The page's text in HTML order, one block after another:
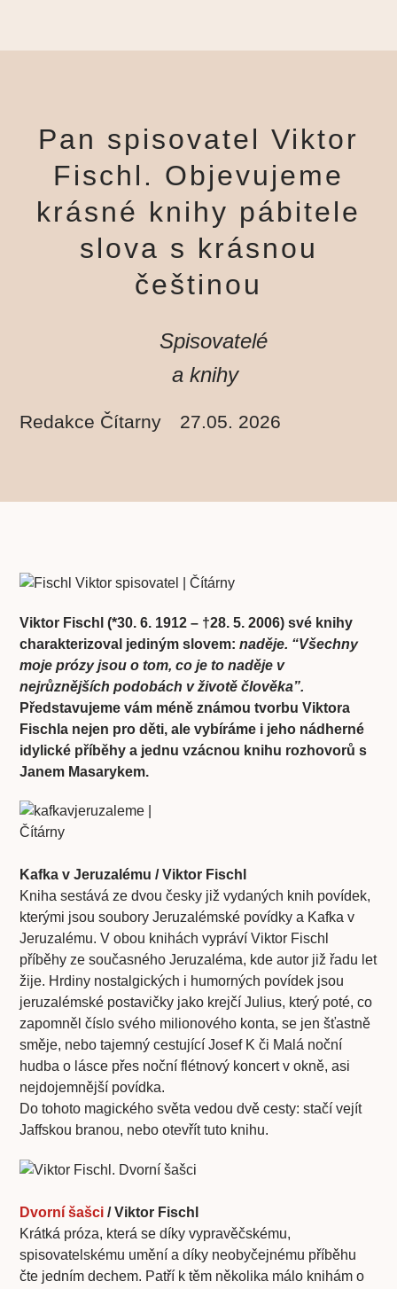
Pan spisovatel Viktor
Fischl. Objevujeme
krásné knihy pábitele
slova s krásnou
češtinou
Spisovatelé
a knihy
Redakce Čítarny 27.05. 2026
Viktor Fischl (*30. 6. 1912 – †28. 5. 2006) své knihy
charakterizoval jediným slovem:naděje. “Všechny
moje prózy jsou o tom, co je to naděje v
nejrůznějších podobách v životě člověka”.
Představujeme vám méně známou tvorbu Viktora
Fischla nejen pro děti, ale vybíráme i jeho nádherné
idylické příběhy a jednu vzácnou knihu rozhovorů s
Janem Masarykem.
Kafka v Jeruzalému / Viktor Fischl
Kniha sestává ze dvou česky již vydaných knih povídek,
kterými jsou soubory Jeruzalémské povídky a Kafka v
Jeruzalému. V obou knihách vypráví Viktor Fischl
příběhy ze současného Jeruzaléma, kde autor již řadu let
žije. Hrdiny nostalgických i humorných povídek jsou
jeruzalémské postavičky jako krejčí Julius, který poté, co
zapomněl číslo svého milionového konta, se jen šťastně
směje, nebo tajemný cestující Josef K či Malá noční
hudba o lásce přes noční flétnový koncert v okně, asi
nejdojemnější povídka.
Do tohoto magického světa vedou dvě cesty: stačí vejít
Jaffskou branou, nebo otevřít tuto knihu.
Dvorní šašci / Viktor Fischl
Krátká próza, která se díky vypravěčskému,
spisovatelskému umění a díky neobyčejnému příběhu
čte jedním dechem. Patří k těm několika málo knihám o